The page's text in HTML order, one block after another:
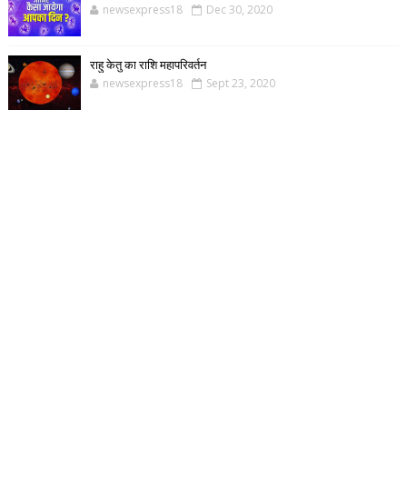
newsexpress18 Dec 30, 2020
राहु केतु का राशि महापरिवर्तन
newsexpress18 Sept 23, 2020